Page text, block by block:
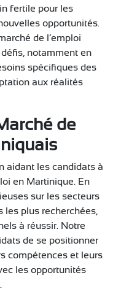
fertile pour les
opportunités.
de l’emploi
notamment en
spécifiques des
aux réalités
de
aidant les candidats à
en Martinique. En
sur les secteurs
les plus recherchées,
à réussir. Notre
de se positionner
compétences et leurs
les opportunités